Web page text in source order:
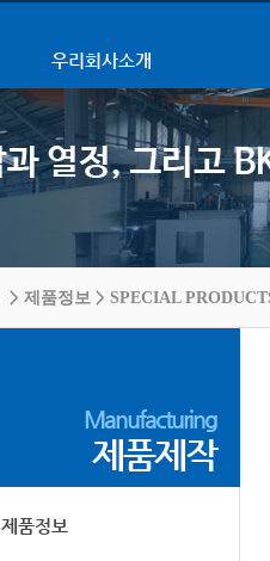
우리회사소개
> 제품정보 > SPECIAL
Manufacturing
제품제작
제품정보